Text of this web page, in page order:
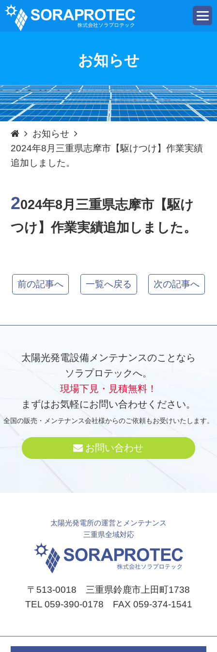
t
o
i
g
a
t
i
o
お知らせ
お知らせ
2024年8月三重県志摩市【駆けつけ】作業実績
追加しました。
2024年8月三重県志摩市【駆け
つけ】作業実績追加しました。
前の記事へ 一覧へ戻る 次の記事へ
太陽光発電設備メンテナンスのことなら
ソラプロテックへ。
現場下見・見積無料！
まずはお気軽にお問い合わせください。
全国の販売・メンテナンス会社様からのご依頼もお受けいたします。
お問い合わせ
太陽光発電所の運営とメンテナンス
三重県全域対応
〒513-0018 三重県鈴鹿市上田町1738
TEL 059-390-0178 FAX 059-374-1541